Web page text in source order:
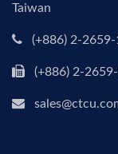
Taiwan
(+886) 2-2659-
(+886) 2-